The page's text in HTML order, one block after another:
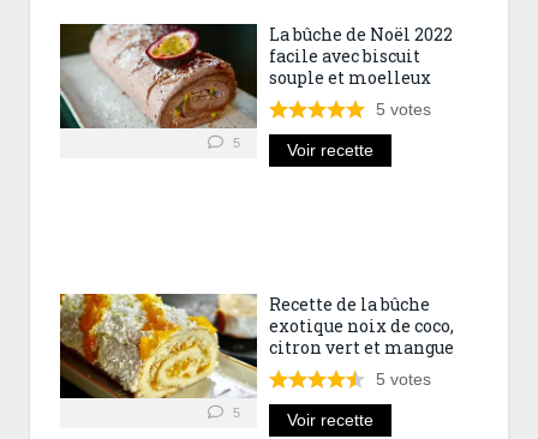
5
La bûche de Noël 2022
facile avec biscuit
souple et moelleux
5 votes
Voir recette
5
Recette de la bûche
exotique noix de coco,
citron vert et mangue
5 votes
Voir recette